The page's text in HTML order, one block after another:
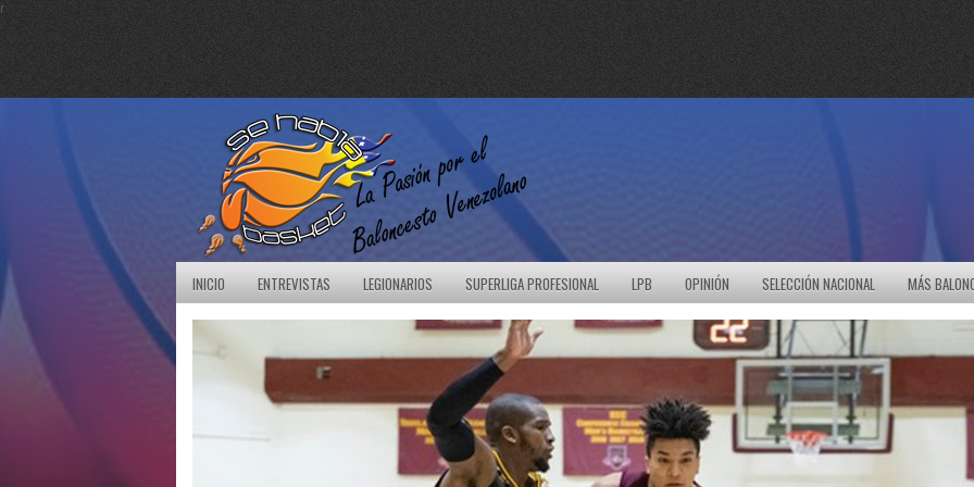
r
INICIO ENTREVISTAS LEGIONARIOS SUPERLIGA PROFESIONAL LPB OPINIÓN SELECCIÓN NACIONAL MÁS